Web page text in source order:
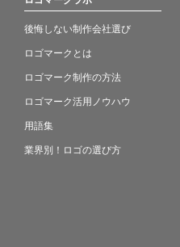
後悔しない制作会社選び
ロゴマークとは
ロゴマーク制作の方法
ロゴマーク活用ノウハウ
用語集
業界別！ロゴの選び方